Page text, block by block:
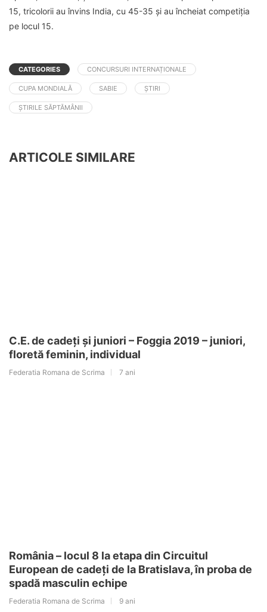
15, tricolorii au învins India, cu 45-35 și au încheiat competiția
pe locul 15.
CATEGORIES CONCURSURI INTERNAȚIONALE
CUPA MONDIALĂ SABIE ȘTIRI
ȘTIRILE SĂPTĂMÂNII
ARTICOLE SIMILARE
C.E. de cadeți și juniori – Foggia 2019 – juniori,
floretă feminin, individual
Federatia Romana de Scrima 7 ani
România – locul 8 la etapa din Circuitul
European de cadeți de la Bratislava, în proba de
spadă masculin echipe
Federatia Romana de Scrima 9 ani